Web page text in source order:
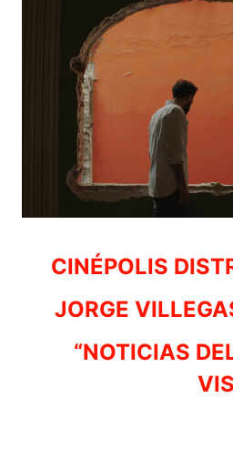
CINÉPOLIS
JORGE
“NOTICIAS